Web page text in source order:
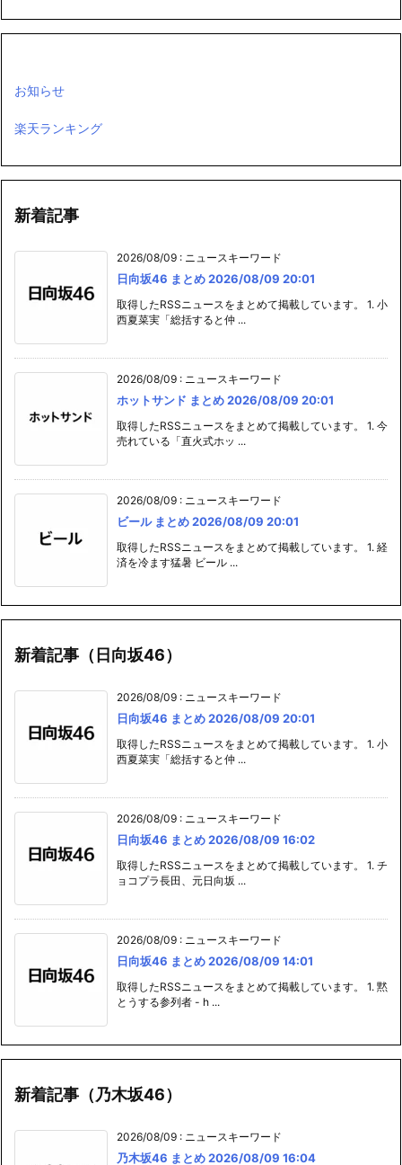
お知らせ
楽天ランキング
新着記事
2026/08/09 : ニュースキーワード
日向坂46 まとめ 2026/08/09 20:01
取得したRSSニュースをまとめて掲載しています。 1. 小
西夏菜実「総括すると仲 ...
2026/08/09 : ニュースキーワード
ホットサンド まとめ 2026/08/09 20:01
取得したRSSニュースをまとめて掲載しています。 1. 今
売れている「直火式ホッ ...
2026/08/09 : ニュースキーワード
ビール まとめ 2026/08/09 20:01
取得したRSSニュースをまとめて掲載しています。 1. 経
済を冷ます猛暑 ビール ...
新着記事（日向坂46）
2026/08/09 : ニュースキーワード
日向坂46 まとめ 2026/08/09 20:01
取得したRSSニュースをまとめて掲載しています。 1. 小
西夏菜実「総括すると仲 ...
2026/08/09 : ニュースキーワード
日向坂46 まとめ 2026/08/09 16:02
取得したRSSニュースをまとめて掲載しています。 1. チ
ョコプラ長田、元日向坂 ...
2026/08/09 : ニュースキーワード
日向坂46 まとめ 2026/08/09 14:01
取得したRSSニュースをまとめて掲載しています。 1. 黙
とうする参列者 - h ...
新着記事（乃木坂46）
2026/08/09 : ニュースキーワード
乃木坂46 まとめ 2026/08/09 16:04